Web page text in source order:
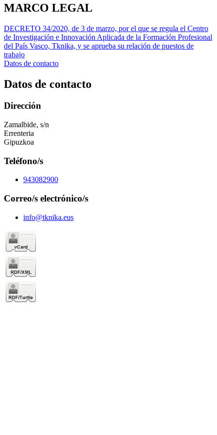
MARCO LEGAL
DECRETO 34/2020, de 3 de marzo, por el que se regula el Centro
de Investigación e Innovación Aplicada de la Formación Profesional
del País Vasco, Tknika, y se aprueba su relación de puestos de
trabajo
Datos de contacto
Datos de contacto
Dirección
Zamalbide, s/n
Errenteria
Gipuzkoa
Teléfono/s
943082900
Correo/s electrónico/s
info@tknika.eus